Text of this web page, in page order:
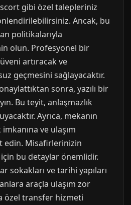
gibi özel talepleriniz
Ancak, bu
politikalarıyla
olun. Profesyonel bir
artıracak ve
geçmesini sağlayacaktır.
sonra, yazılı bir
Bu teyit, anlaşmazlık
Ayrıca, mekanın
ve ulaşım
edin. Misafirlerinizin
bu detaylar önemlidir.
sokakları ve tarihi yapıları
araçla ulaşım zor
özel transfer hizmeti